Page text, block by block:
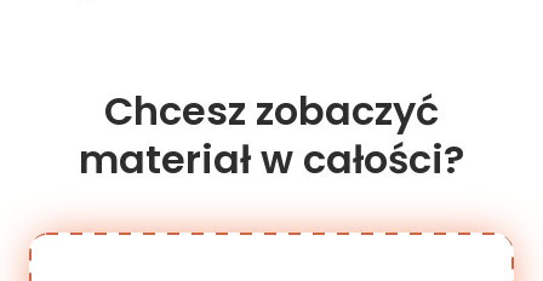
Chcesz zobaczyć
materiał w całości?